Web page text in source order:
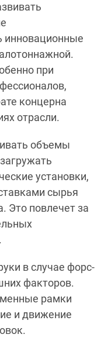
инновационные
при
концерна
отрасли.
объемы
установки,
сырья
Это повлечет за
в случае форс-
факторов.
рамки
и движение